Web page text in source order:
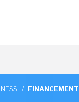
/ FINANCEMENT